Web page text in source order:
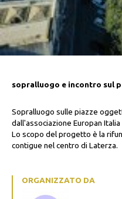
sopralluogo e incontro sul
Sopralluogo sulle piazze
dall'associazione Europan
Lo scopo del progetto è la
contigue nel centro di Laterza.
ORGANIZZATO DA